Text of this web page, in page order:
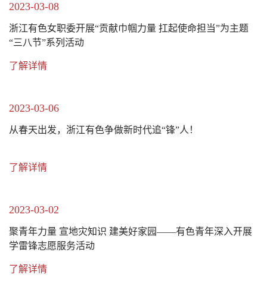
2023-03-08
浙江有色女职委开展“贡献巾帼力量 扛起使命担当”为主题
“三八节”系列活动
了解详情
2023-03-06
从春天出发，浙江有色争做新时代追“锋”人！
了解详情
2023-03-02
聚青年力量 宣地灾知识 建美好家园——有色青年深入开展
学雷锋志愿服务活动
了解详情